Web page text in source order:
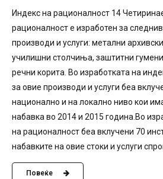
Индекс на рационалност 14
рационалност е изработен за
производи и услуги: метални
училишни столчиња, заштитни
речни корита. Во изработката на
за овие производи и услуги беа
национално и на локално ниво кои
набавка во 2014 и 2015 година.Во
на рационалност беа вклучени 70
набавките на овие стоки и услуги
Повеќе